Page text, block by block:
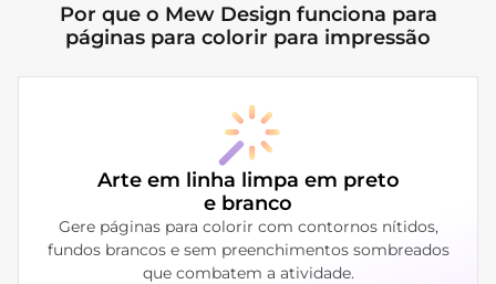
Por que o Mew Design funciona para
páginas para colorir para impressão
Arte em linha limpa em preto
e branco
Gere páginas para colorir com contornos nítidos,
fundos brancos e sem preenchimentos sombreados
que combatem a atividade.